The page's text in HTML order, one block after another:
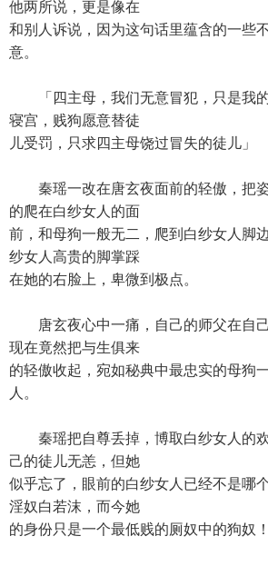
他两所说，更是像在
和别人诉说，因为这句话里蕴含的一些
意。
「四主母，我们无意冒犯，只是我
寝宫，贱狗愿意替徒
儿受罚，只求四主母饶过冒失的徒儿」
秦瑶一改在唐玄夜面前的轻傲，把
的爬在白纱女人的面
前，和母狗一般无二，爬到白纱女人脚
纱女人高贵的脚掌踩
在她的右脸上，卑微到极点。
唐玄夜心中一痛，自己的师父在自
现在竟然把与生俱来
的轻傲收起，宛如秘典中最忠实的母狗
人。
秦瑶把自尊丢掉，博取白纱女人的欢
己的徒儿无恙，但她
似乎忘了，眼前的白纱女人已经不是哪
淫奴白若沫，而今她
的身份只是一个最低贱的厕奴中的狗奴！